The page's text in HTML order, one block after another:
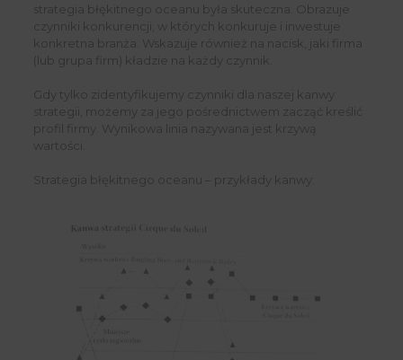
strategia błękitnego oceanu była skuteczna. Obrazuje
czynniki konkurencji, w których konkuruje i inwestuje
konkretna branża. Wskazuje również na nacisk, jaki firma
(lub grupa firm) kładzie na każdy czynnik.
Gdy tylko zidentyfikujemy czynniki dla naszej kanwy
strategii, możemy za jego pośrednictwem zacząć kreślić
profil firmy. Wynikowa linia nazywana jest krzywą
wartości.
Strategia błękitnego oceanu – przykłady kanwy: